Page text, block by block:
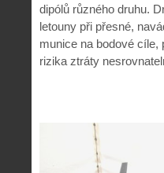
dipólů různého druhu.
letouny při přesné,
munice na bodové
rizika ztráty